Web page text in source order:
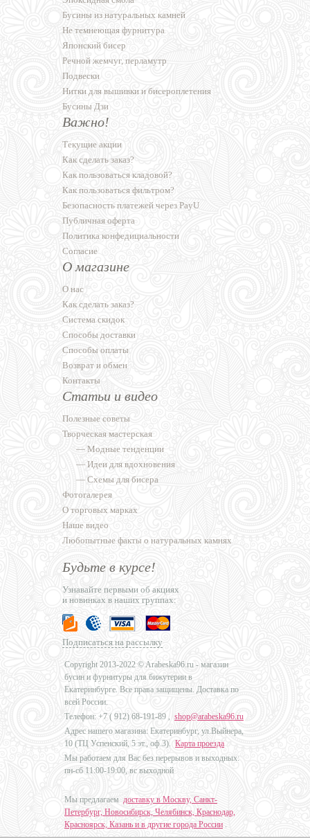
Бусины из натуральных камней
Не темнеющая фурнитура
Японский бисер
Речной жемчуг, перламутр
Подвески
Нитки для вышивки и бисероплетения
Бусины Дзи
Важно!
Текущие акции
Как сделать заказ?
Как пользоваться кладовой?
Как пользоваться фильтром?
Безопасность платежей через PayU
Публичная оферта
Политика конфедициальности
Согласие
О магазине
О нас
Как сделать заказ?
Система скидок
Способы доставки
Способы оплаты
Возврат и обмен
Контакты
Статьи и видео
Полезные советы
Творческая мастерская
— Модные тенденции
— Идеи для вдохновения
— Схемы для бисера
Фотогалерея
О торговых марках
Наше видео
Любопытные факты о натуральных камнях
Будьте в курсе!
Узнавайте первыми об акциях
и новинках в наших группах:
Подписаться на рассылку
Copyright 2013-2022 © Arabeska96.ru - магазин
бусин и фурнитуры для бижутерии в
Екатеринбурге. Все права защищены. Доставка по
всей России.
Телефон: +7 ( 912) 68-191-89 , shop@arabeska96.ru
Адрес нашего магазина: Екатеринбург, ул.Выйнера,
10 (ТЦ Успенский, 5 эт., оф.3). Карта проезда
Мы работаем для Вас без перерывов и выходных:
пн-сб 11:00-19:00, вс выходной
Мы предлагаем доставку в Москву, Санкт-
Петербург, Новосибирск, Челябинск, Краснодар,
Красноярск, Казань и в другие города России .